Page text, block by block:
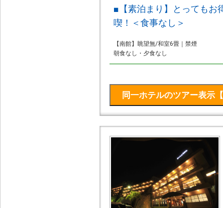
■【素泊まり】とってもお
喫！＜食事なし＞
【南館】眺望無/和室6畳｜禁煙
朝食なし・夕食なし